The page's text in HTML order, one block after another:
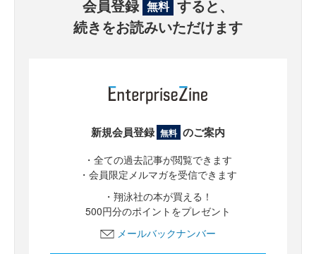
会員登録 無料 すると、
続きをお読みいただけます
新規会員登録 無料 のご案内
・全ての過去記事が閲覧できます
・会員限定メルマガを受信できます
・翔泳社の本が買える！
500円分のポイントをプレゼント
メールバックナンバー